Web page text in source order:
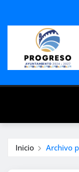
contenido
Inicio Archivo